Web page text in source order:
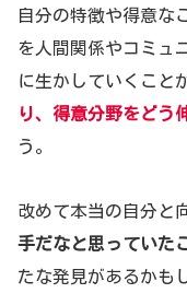
自分の特徴や得意な
を人間関係やコミュ
に生かしていくこと
り、得意分野をどう
う。
改めて本当の自分と
手だなと思っていた
たな発見があるかも